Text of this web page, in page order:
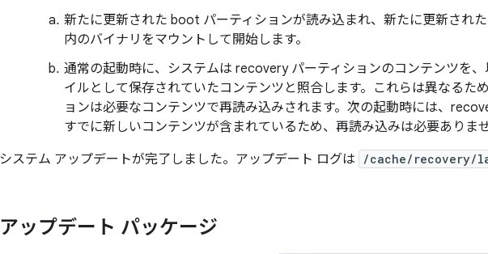
新たに更新された boot パーティションが読み込まれ、新たに更新され
内のバイナリをマウントして開始します。
通常の起動時に、システムは recovery パーティションのコンテンツを、
イルとして保存されていたコンテンツと照合します。これらは異なるた
ョンは必要なコンテンツで再読み込みされます。次の起動時には、
すでに新しいコンテンツが含まれているため、再読み込みは必要ありませ
システム アップデートが完了しました。アップデート ログは
/cache/recovery/
アップデート パッケージ